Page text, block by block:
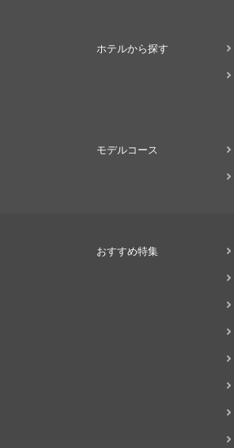
ホテルから探す
モデルコース
おすすめ特集